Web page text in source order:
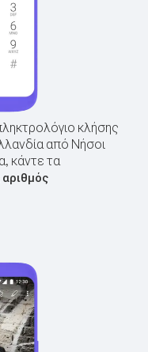
κλήσης
από Νήσοι
κάντε τα